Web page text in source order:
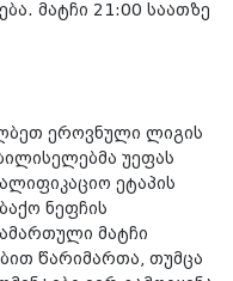
მატჩი 21:00 საათზე
ეროვნული ლიგის
უეფას
ეტაპის
ნეფჩის
მატჩი
წარიმართა, თუმცა